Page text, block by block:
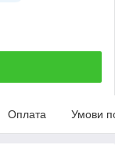
Оплата Умови